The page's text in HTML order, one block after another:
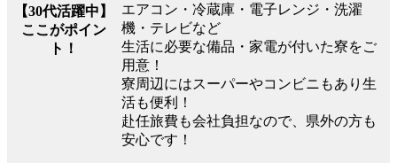
【30代活躍中】
ここがポイン
ト！
エアコン・冷蔵庫・電子レンジ・洗濯
機・テレビなど
生活に必要な備品・家電が付いた寮をご
用意！
寮周辺にはスーパーやコンビニもあり生
活も便利！
赴任旅費も会社負担なので、県外の方も
安心です！